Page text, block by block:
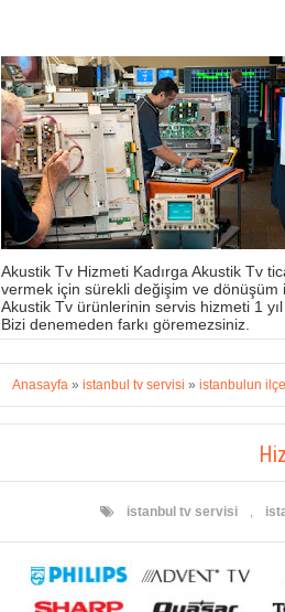
Akustik Tv Hizmeti Kadırga Akustik Tv
vermek için sürekli değişim ve
Akustik Tv ürünlerinin servis hizmeti 1
Bizi denemeden farkı göremezsiniz.
Anasayfa » istanbul tv servisi » istanbulun
istanbul tv servisi ,